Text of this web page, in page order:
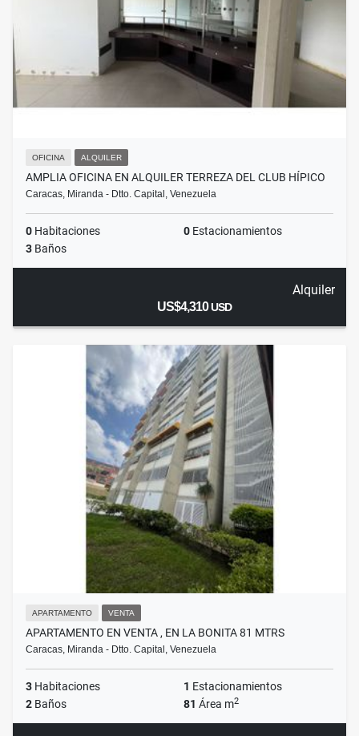
OFICINA ALQUILER
AMPLIA OFICINA EN ALQUILER TERREZA DEL CLUB HÍPICO
Caracas, Miranda - Dtto. Capital, Venezuela
0 Habitaciones 0 Estacionamientos
3 Baños
Alquiler
US$4,310USD
APARTAMENTO VENTA
APARTAMENTO EN VENTA , EN LA BONITA 81 MTRS
Caracas, Miranda - Dtto. Capital, Venezuela
3 Habitaciones 1 Estacionamientos
2 Baños 81 Área m2